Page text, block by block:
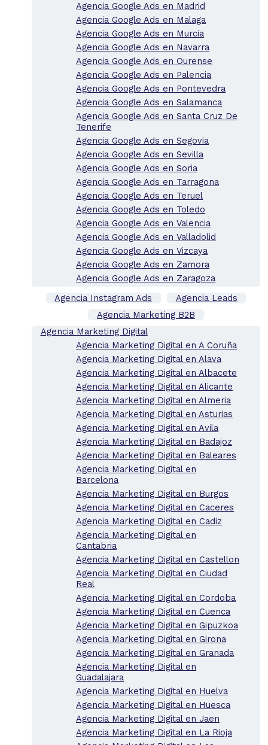
Agencia Google Ads en Madrid
Agencia Google Ads en Malaga
Agencia Google Ads en Murcia
Agencia Google Ads en Navarra
Agencia Google Ads en Ourense
Agencia Google Ads en Palencia
Agencia Google Ads en Pontevedra
Agencia Google Ads en Salamanca
Agencia Google Ads en Santa Cruz De
Tenerife
Agencia Google Ads en Segovia
Agencia Google Ads en Sevilla
Agencia Google Ads en Soria
Agencia Google Ads en Tarragona
Agencia Google Ads en Teruel
Agencia Google Ads en Toledo
Agencia Google Ads en Valencia
Agencia Google Ads en Valladolid
Agencia Google Ads en Vizcaya
Agencia Google Ads en Zamora
Agencia Google Ads en Zaragoza
Agencia Instagram Ads
Agencia Leads
Agencia Marketing B2B
Agencia Marketing Digital
Agencia Marketing Digital en A Coruña
Agencia Marketing Digital en Alava
Agencia Marketing Digital en Albacete
Agencia Marketing Digital en Alicante
Agencia Marketing Digital en Almeria
Agencia Marketing Digital en Asturias
Agencia Marketing Digital en Avila
Agencia Marketing Digital en Badajoz
Agencia Marketing Digital en Baleares
Agencia Marketing Digital en
Barcelona
Agencia Marketing Digital en Burgos
Agencia Marketing Digital en Caceres
Agencia Marketing Digital en Cadiz
Agencia Marketing Digital en
Cantabria
Agencia Marketing Digital en Castellon
Agencia Marketing Digital en Ciudad
Real
Agencia Marketing Digital en Cordoba
Agencia Marketing Digital en Cuenca
Agencia Marketing Digital en Gipuzkoa
Agencia Marketing Digital en Girona
Agencia Marketing Digital en Granada
Agencia Marketing Digital en
Guadalajara
Agencia Marketing Digital en Huelva
Agencia Marketing Digital en Huesca
Agencia Marketing Digital en Jaen
Agencia Marketing Digital en La Rioja